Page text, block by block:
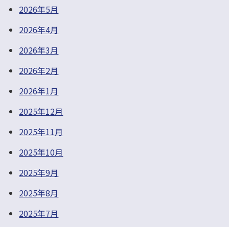
2026年5月
2026年4月
2026年3月
2026年2月
2026年1月
2025年12月
2025年11月
2025年10月
2025年9月
2025年8月
2025年7月